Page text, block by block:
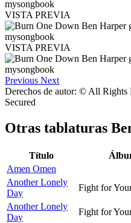
VISTA PREVIA
VISTA PREVIA
Previous Next
Derechos de autor: © All Rights
Secured
Otras tablaturas
Título
Amen Omen
Another Lonely
Day
Fight for
Another Lonely
Day
Fight for